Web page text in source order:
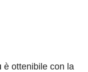
è ottenibile con la